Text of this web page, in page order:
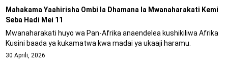
Mahakama Yaahirisha Ombi la Dhamana la Mwanaharakati Kemi
Seba Hadi Mei 11
Mwanaharakati huyo wa Pan-Afrika anaendelea kushikiliwa Afrika
Kusini baada ya kukamatwa kwa madai ya ukaaji haramu.
30 Aprili, 2026